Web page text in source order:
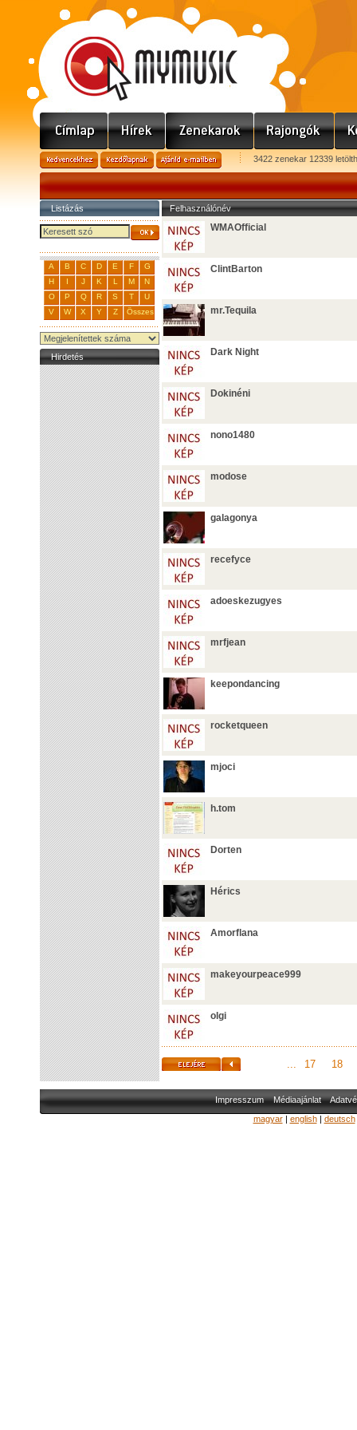
3422 zenekar 12339
Listázás
A B C D E F
G
H
I J K L M
N
O
P Q R S T
U
V
W X Y Z Összes
Hirdetés
Felhasználónév
WMAOfficial
ClintBarton
mr.Tequila
Dark Night
Dokinéni
nono1480
modose
galagonya
recefyce
adoeskezugyes
mrfjean
keepondancing
rocketqueen
mjoci
h.tom
Dorten
Hérics
Amorflana
makeyourpeace999
olgi
... 17 18
Impresszum Médiaajánlat
magyar| english| deutsch